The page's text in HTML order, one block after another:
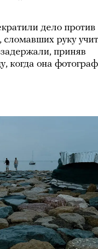
дело против
сломавших руку
приняв
когда она